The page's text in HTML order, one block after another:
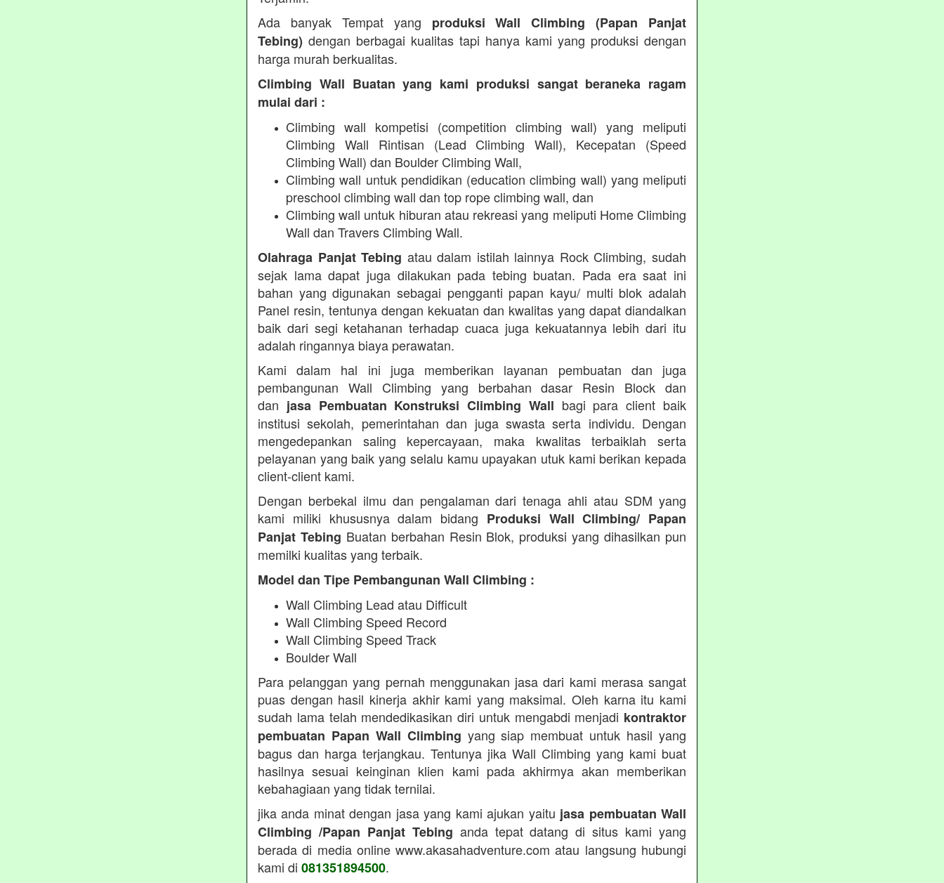
Ada banyak Tempat yang produksi Wall Climbing (Papan Panjat
Tebing) dengan berbagai kualitas tapi hanya kami yang produksi dengan
harga murah berkualitas.
Climbing Wall Buatan yang kami produksi sangat beraneka ragam
mulai dari :
Climbing wall kompetisi (competition climbing wall) yang meliputi
Climbing Wall Rintisan (Lead Climbing Wall), Kecepatan (Speed
Climbing Wall) dan Boulder Climbing Wall,
Climbing wall untuk pendidikan (education climbing wall) yang meliputi
preschool climbing wall dan top rope climbing wall, dan
Climbing wall untuk hiburan atau rekreasi yang meliputi Home Climbing
Wall dan Travers Climbing Wall.
Olahraga Panjat Tebing atau dalam istilah lainnya Rock Climbing, sudah
sejak lama dapat juga dilakukan pada tebing buatan. Pada era saat ini
bahan yang digunakan sebagai pengganti papan kayu/ multi blok adalah
Panel resin, tentunya dengan kekuatan dan kwalitas yang dapat diandalkan
baik dari segi ketahanan terhadap cuaca juga kekuatannya lebih dari itu
adalah ringannya biaya perawatan.
Kami dalam hal ini juga memberikan layanan pembuatan dan juga
pembangunan Wall Climbing yang berbahan dasar Resin Block dan
dan jasa Pembuatan Konstruksi Climbing Wall bagi para client baik
institusi sekolah, pemerintahan dan juga swasta serta individu. Dengan
mengedepankan saling kepercayaan, maka kwalitas terbaiklah serta
pelayanan yang baik yang selalu kamu upayakan utuk kami berikan kepada
client-client kami.
Dengan berbekal ilmu dan pengalaman dari tenaga ahli atau SDM yang
kami miliki khususnya dalam bidang Produksi Wall Climbing/ Papan
Panjat Tebing Buatan berbahan Resin Blok, produksi yang dihasilkan pun
memilki kualitas yang terbaik.
Model dan Tipe Pembangunan Wall Climbing :
Wall Climbing Lead atau Difficult
Wall Climbing Speed Record
Wall Climbing Speed Track
Boulder Wall
Para pelanggan yang pernah menggunakan jasa dari kami merasa sangat
puas dengan hasil kinerja akhir kami yang maksimal. Oleh karna itu kami
sudah lama telah mendedikasikan diri untuk mengabdi menjadi kontraktor
pembuatan Papan Wall Climbing yang siap membuat untuk hasil yang
bagus dan harga terjangkau. Tentunya jika Wall Climbing yang kami buat
hasilnya sesuai keinginan klien kami pada akhirmya akan memberikan
kebahagiaan yang tidak ternilai.
jika anda minat dengan jasa yang kami ajukan yaitu jasa pembuatan Wall
Climbing /Papan Panjat Tebing anda tepat datang di situs kami yang
berada di media online www.akasahadventure.com atau langsung hubungi
kami di 081351894500.